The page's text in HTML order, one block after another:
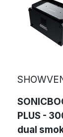
PLUS -
dual